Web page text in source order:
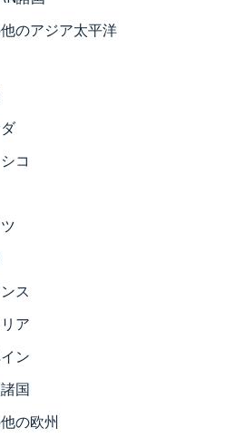
のアジア太平洋
コ
ス
ア
ン
国
の欧州